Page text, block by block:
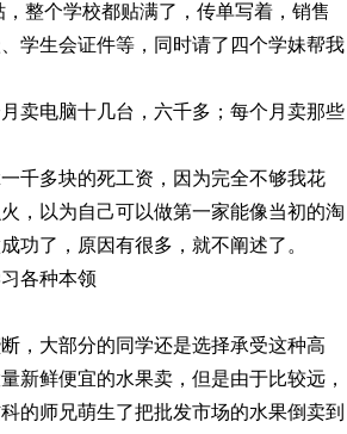
整个学校都贴满了，传单写着，销售
学生会证件等，同时请了四个学妹帮我
卖电脑十几台，六千多；每个月卖那些
千多块的死工资，因为完全不够我花
，以为自己可以做第一家能像当初的淘
功了，原因有很多，就不阐述了。
各种本领
，大部分的同学还是选择承受这种高
新鲜便宜的水果卖，但是由于比较远，
的师兄萌生了把批发市场的水果倒卖到